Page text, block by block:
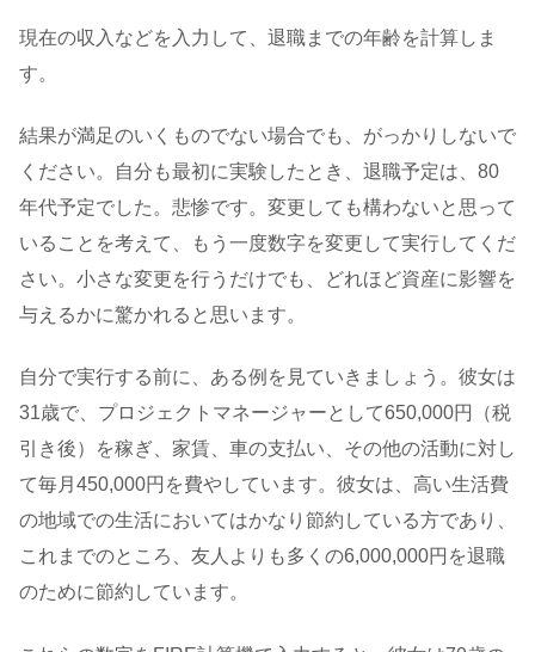
現在の収入などを入力して、退職までの年齢を計算しま
す。
結果が満足のいくものでない場合でも、がっかりしないで
ください。自分も最初に実験したとき、退職予定は、80
年代予定でした。悲惨です。変更しても構わないと思って
いることを考えて、もう一度数字を変更して実行してくだ
さい。小さな変更を行うだけでも、どれほど資産に影響を
与えるかに驚かれると思います。
自分で実行する前に、ある例を見ていきましょう。彼女は
31歳で、プロジェクトマネージャーとして650,000円（税
引き後）を稼ぎ、家賃、車の支払い、その他の活動に対し
て毎月450,000円を費やしています。彼女は、高い生活費
の地域での生活においてはかなり節約している方であり、
これまでのところ、友人よりも多くの6,000,000円を退職
のために節約しています。